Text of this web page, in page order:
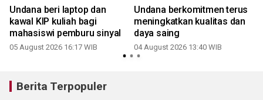
Undana beri laptop dan
kawal KIP kuliah bagi
mahasiswi pemburu sinyal
05 August 2026 16:17 WIB
Undana berkomitmen terus
meningkatkan kualitas dan
daya saing
04 August 2026 13:40 WIB
Berita Terpopuler